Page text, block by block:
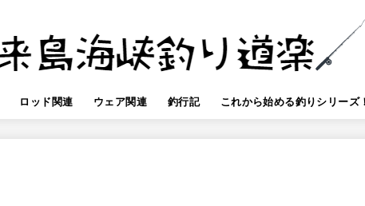
ロッド関連 ウェア関連 釣行記 これから始める釣りシリーズ！